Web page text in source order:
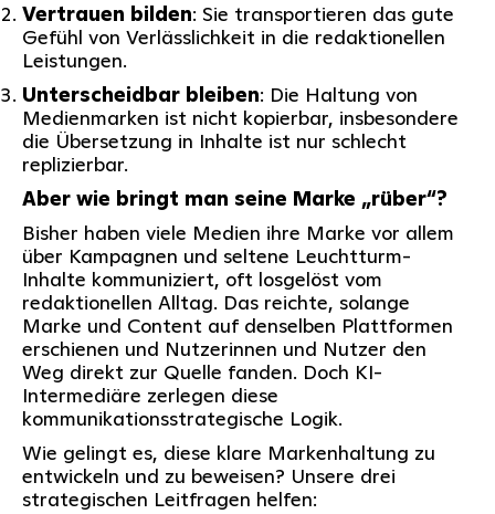
Vertrauen bilden: Sie transportieren das gute
Gefühl von Verlässlichkeit in die redaktionellen
Leistungen.
Unterscheidbar bleiben: Die Haltung von
Medienmarken ist nicht kopierbar, insbesondere
die Übersetzung in Inhalte ist nur schlecht
replizierbar.
Aber wie bringt man seine Marke „rüber“?
Bisher haben viele Medien ihre Marke vor allem
über Kampagnen und seltene Leuchtturm-
Inhalte kommuniziert, oft losgelöst vom
redaktionellen Alltag. Das reichte, solange
Marke und Content auf denselben Plattformen
erschienen und Nutzerinnen und Nutzer den
Weg direkt zur Quelle fanden. Doch KI-
Intermediäre zerlegen diese
kommunikationsstrategische Logik.
Wie gelingt es, diese klare Markenhaltung zu
entwickeln und zu beweisen? Unsere drei
strategischen Leitfragen helfen: